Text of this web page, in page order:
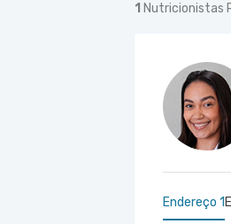
1 Nutricionistas
Endereço 1